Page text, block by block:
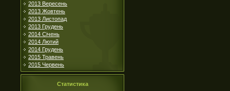
2013 Вересень
2013 Жовтень
2013 Листопад
2013 Грудень
2014 Січень
2014 Лютий
2014 Грудень
2015 Травень
2015 Червень
Статистика